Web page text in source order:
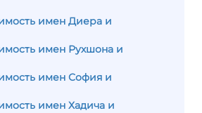
имен Диера и
имен Рухшона и
имен София и
имен Хадича и